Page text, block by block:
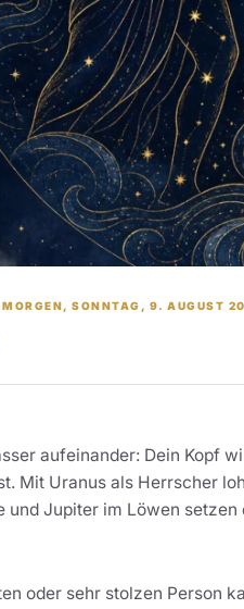
MORGEN, SONNTAG, 9. AUGUST
aufeinander: Dein Kopf
Mit Uranus als Herrscher
Jupiter im Löwen
oder sehr stolzen Person